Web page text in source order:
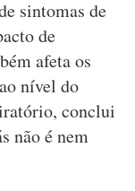
sintomas de
de
afeta os
nível do
conclui
não é nem